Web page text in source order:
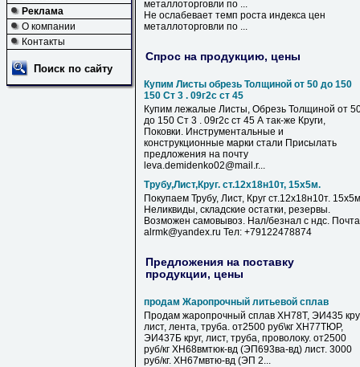
Реклама
О компании
Контакты
Поиск по сайту
металлоторговли по ...
Не ослабевает темп роста индекса цен
металлоторговли по ...
Спрос на продукцию, цены
Купим Листы обрезь Толщиной от 50 до 150
150 Ст 3 . 09г2с ст 45
Купим лежалые Листы, Обрезь Толщиной от
до 150 Ст 3 . 09г2с ст 45 А так-же Круги,
Поковки. Инструментальные и
конструкционные марки стали Присылать
предложения на почту
leva.demidenko02@mail.r...
Трубу,Лист,Круг. ст.12х18н10т, 15х5м.
Покупаем Трубу, Лист, Круг ст.12х18н10т.
Неликвиды, складские остатки, резервы.
Возможен самовывоз. Нал/безнал с ндс.
alrmk@yandex.ru Тел: +79122478874
Предложения на поставку
продукции, цены
продам Жаропрочный литьевой сплав
Продам жаропрочный сплав ХН78Т, ЭИ435
лист, лента, труба. от2500 руб\кг ХН77ТЮР,
ЭИ437Б круг, лист, труба, проволоку. от2500
руб/кг ХН68вмтюк-вд (ЭП693ва-вд) лист. 3000
руб/кг. ХН67мвтю-вд (ЭП 2...